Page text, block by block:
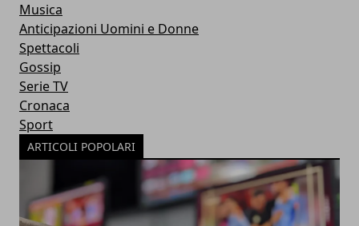
Musica
Anticipazioni Uomini e Donne
Spettacoli
Gossip
Serie TV
Cronaca
Sport
ARTICOLI POPOLARI